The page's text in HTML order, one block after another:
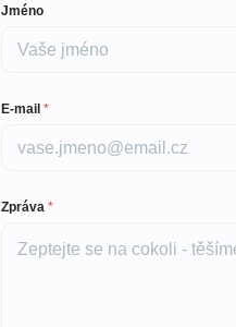
Jméno
E-mail*
Zpráva*